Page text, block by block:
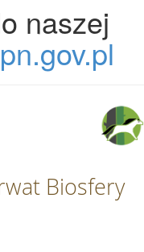
naszej
Biosfery